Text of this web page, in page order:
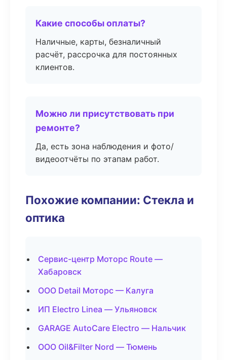
Какие способы оплаты?
Наличные, карты, безналичный
расчёт, рассрочка для постоянных
клиентов.
Можно ли присутствовать при
ремонте?
Да, есть зона наблюдения и фото/
видеоотчёты по этапам работ.
Похожие компании: Стекла и
оптика
Сервис-центр Моторс Route —
Хабаровск
ООО Detail Моторс — Калуга
ИП Electro Linea — Ульяновск
GARAGE AutoCare Electro — Нальчик
ООО Oil&Filter Nord — Тюмень